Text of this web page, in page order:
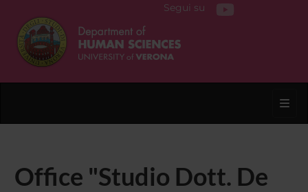
Segui su
Office "Studio Dott. De